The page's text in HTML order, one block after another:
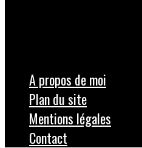
A propos de moi
Plan du site
Mentions légales
Contact